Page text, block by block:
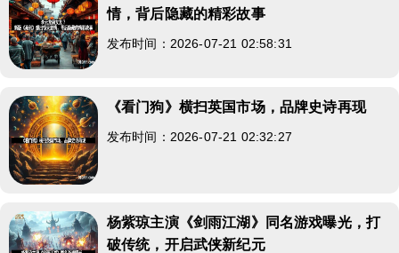
情，背后隐藏的精彩故事
发布时间：2026-07-21 02:58:31
《看门狗》横扫英国市场，品牌史诗再现
发布时间：2026-07-21 02:32:27
杨紫琼主演《剑雨江湖》同名游戏曝光，打
破传统，开启武侠新纪元